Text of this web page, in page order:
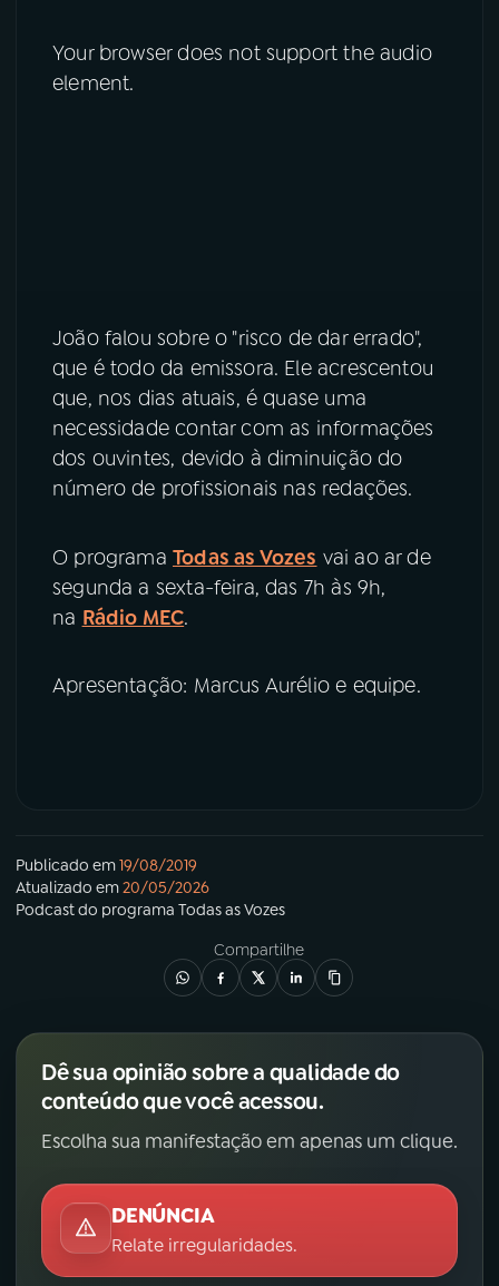
Your browser does not support the audio
element.
João falou sobre o "risco de dar errado",
que é todo da emissora. Ele acrescentou
que, nos dias atuais, é quase uma
necessidade contar com as informações
dos ouvintes, devido à diminuição do
número de profissionais nas redações.
O programa Todas as Vozes vai ao ar de
segunda a sexta-feira, das 7h às 9h,
na Rádio MEC.
Apresentação: Marcus Aurélio e equipe.
Publicado em19/08/2019
Atualizado em20/05/2026
Podcastdo programa Todas as Vozes
Compartilhe
Dê sua opinião sobre a qualidade do
conteúdo que você acessou.
Escolha sua manifestação em apenas um clique.
DENÚNCIA
Relate irregularidades.